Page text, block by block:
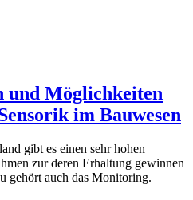
und Möglichkeiten
im Bauwesen
gibt es einen sehr hohen
zur deren Erhaltung gewinnen
gehört auch das Monitoring.